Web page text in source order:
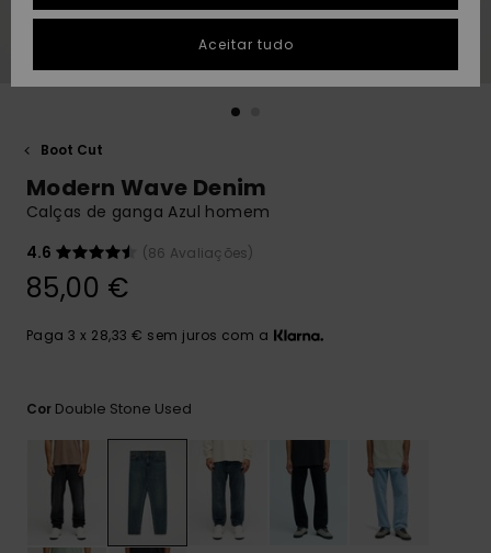
conversa para
obteres a
resposta mais
rápida à tua
conversa
respostas
para as
frequentes e o
nosso
PRESENTE
DESEJO
Boot Cut
Modern Wave Denim
Calças de ganga Azul homem
4.6
(86 Avaliações)
85,00 €
Paga 3 x 28,33 € sem juros com a
Cor Double Stone Used
Aceitar tudo